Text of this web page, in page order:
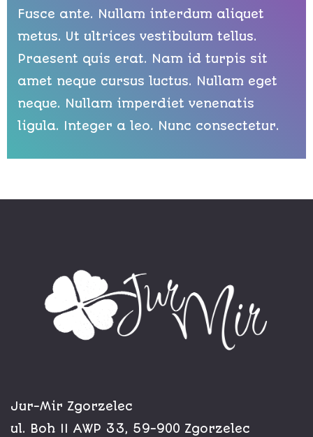
Fusce ante. Nullam interdum aliquet
metus. Ut ultrices vestibulum tellus.
Praesent quis erat. Nam id turpis sit
amet neque cursus luctus. Nullam eget
neque. Nullam imperdiet venenatis
ligula. Integer a leo. Nunc consectetur.
Jur-Mir Zgorzelec
ul. Boh II AWP 33, 59-900 Zgorzelec